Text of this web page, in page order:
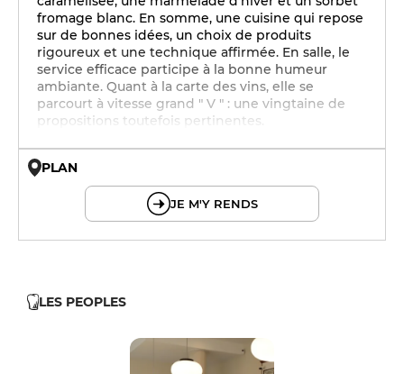
fromage blanc. En somme, une cuisine qui repose
sur de bonnes idées, un choix de produits
rigoureux et une technique affirmée. En salle, le
service efficace participe à la bonne humeur
ambiante. Quant à la carte des vins, elle se
parcourt à vitesse grand " V " : une vingtaine de
propositions toutefois pertinentes.
PLAN
JE M'Y RENDS
LES PEOPLES